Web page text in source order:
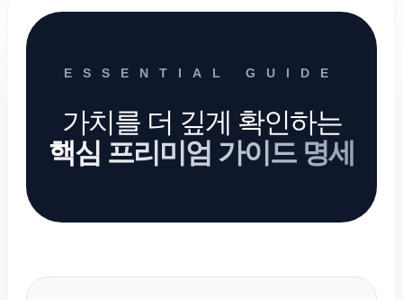
ESSENTIAL GUIDE
가치를 더 깊게 확인하는
핵심 프리미엄 가이드 명세